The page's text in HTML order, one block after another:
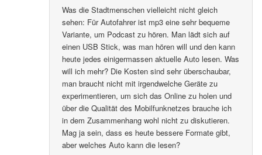
Was die Stadtmenschen vielleicht nicht gleich
sehen: Für Autofahrer ist mp3 eine sehr bequeme
Variante, um Podcast zu hören. Man lädt sich auf
einen USB Stick, was man hören will und den kann
heute jedes einigermassen aktuelle Auto lesen. Was
will ich mehr? Die Kosten sind sehr überschaubar,
man braucht nicht mit irgendwelche Geräte zu
experimentieren, um sich das Online zu holen und
über die Qualität des Mobilfunknetzes brauche ich
in dem Zusammenhang wohl nicht zu diskutieren.
Mag ja sein, dass es heute bessere Formate gibt,
aber welches Auto kann die lesen?